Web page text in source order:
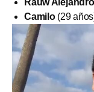
Rauw Alejandro
Camilo (29